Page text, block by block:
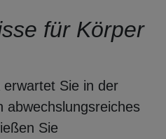
für Körper
Sie in der
abwechslungsreiches
Sie